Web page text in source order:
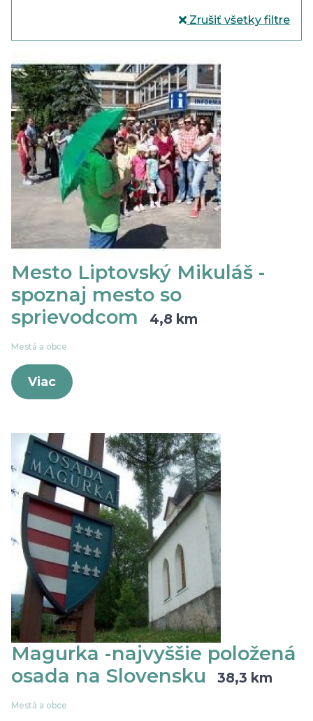
Zrušiť všetky filtre
Mesto Liptovský Mikuláš -
spoznaj mesto so
sprievodcom
4,8 km
Mestá a obce
Viac
Magurka -najvyššie položená
osada na Slovensku
38,3 km
Mestá a obce